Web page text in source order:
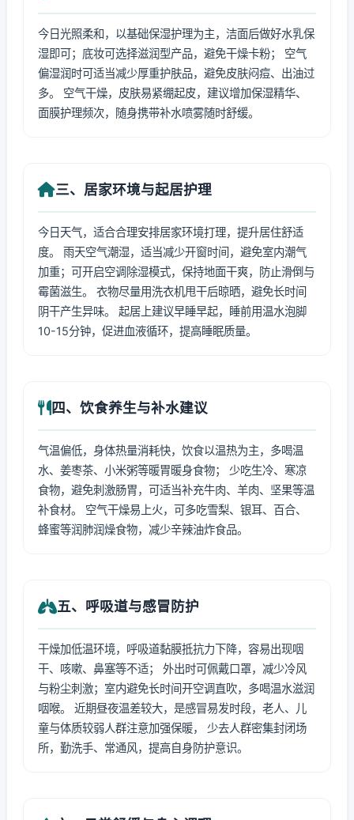
今日光照柔和，以基础保湿护理为主，洁面后做好水乳保
湿即可；底妆可选择滋润型产品，避免干燥卡粉； 空气
偏湿润时可适当减少厚重护肤品，避免皮肤闷痘、出油过
多。 空气干燥，皮肤易紧绷起皮，建议增加保湿精华、
面膜护理频次，随身携带补水喷雾随时舒缓。
三、居家环境与起居护理
今日天气，适合合理安排居家环境打理，提升居住舒适
度。 雨天空气潮湿，适当减少开窗时间，避免室内潮气
加重；可开启空调除湿模式，保持地面干爽，防止滑倒与
霉菌滋生。 衣物尽量用洗衣机甩干后晾晒，避免长时间
阴干产生异味。 起居上建议早睡早起，睡前用温水泡脚
10-15分钟，促进血液循环，提高睡眠质量。
四、饮食养生与补水建议
气温偏低，身体热量消耗快，饮食以温热为主，多喝温
水、姜枣茶、小米粥等暖胃暖身食物； 少吃生冷、寒凉
食物，避免刺激肠胃，可适当补充牛肉、羊肉、坚果等温
补食材。 空气干燥易上火，可多吃雪梨、银耳、百合、
蜂蜜等润肺润燥食物，减少辛辣油炸食品。
五、呼吸道与感冒防护
干燥加低温环境，呼吸道黏膜抵抗力下降，容易出现咽
干、咳嗽、鼻塞等不适； 外出时可佩戴口罩，减少冷风
与粉尘刺激；室内避免长时间开空调直吹，多喝温水滋润
咽喉。 近期昼夜温差较大，是感冒易发时段，老人、儿
童与体质较弱人群注意加强保暖， 少去人群密集封闭场
所，勤洗手、常通风，提高自身防护意识。